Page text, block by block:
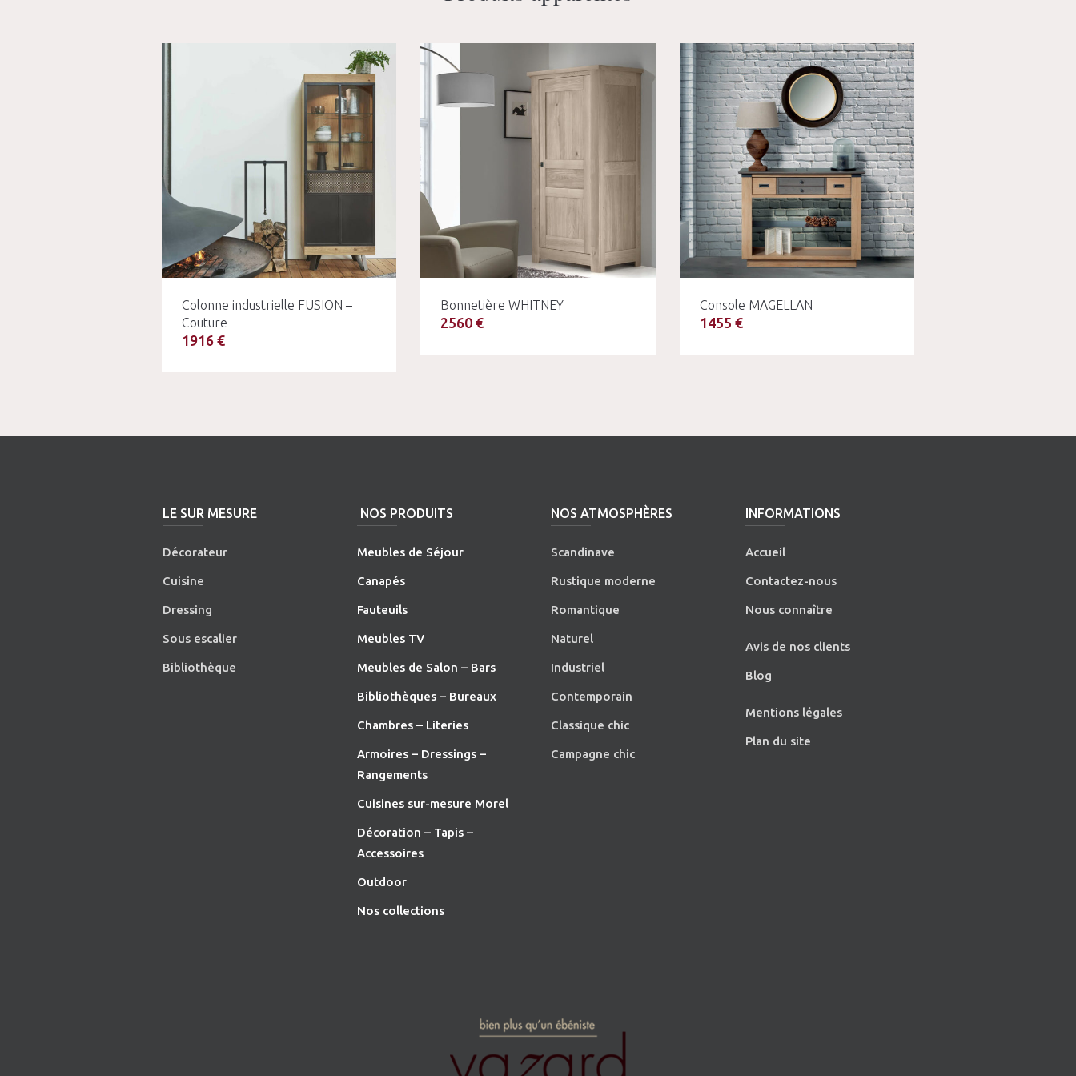
Colonne industrielle FUSION –
Couture
1916 €
Bonnetière WHITNEY
2560 €
Console MAGELLAN
1455 €
LE SUR MESURE
Décorateur
Cuisine
Dressing
Sous escalier
Bibliothèque
NOS PRODUITS
Meubles de Séjour
Canapés
Fauteuils
Meubles TV
Meubles de Salon – Bars
Bibliothèques – Bureaux
Chambres – Literies
Armoires – Dressings –
Rangements
Cuisines sur-mesure Morel
Décoration – Tapis –
Accessoires
Outdoor
Nos collections
NOS ATMOSPHÈRES
Scandinave
Rustique moderne
Romantique
Naturel
Industriel
Contemporain
Classique chic
Campagne chic
INFORMATIONS
Accueil
Contactez-nous
Nous connaître
Avis de nos clients
Blog
Mentions légales
Plan du site